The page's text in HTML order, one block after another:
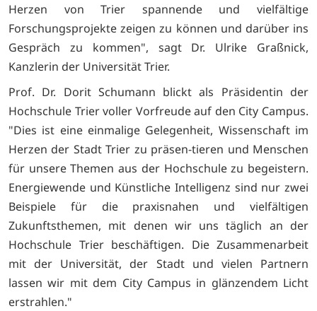
Herzen von Trier spannende und vielfältige
Forschungsprojekte zeigen zu können und darüber ins
Gespräch zu kommen", sagt Dr. Ulrike Graßnick,
Kanzlerin der Universität Trier.
Prof. Dr. Dorit Schumann blickt als Präsidentin der
Hochschule Trier voller Vorfreude auf den City Campus.
"Dies ist eine einmalige Gelegenheit, Wissenschaft im
Herzen der Stadt Trier zu präsen-tieren und Menschen
für unsere Themen aus der Hochschule zu begeistern.
Energiewende und Künstliche Intelligenz sind nur zwei
Beispiele für die praxisnahen und vielfältigen
Zukunftsthemen, mit denen wir uns täglich an der
Hochschule Trier beschäftigen. Die Zusammenarbeit
mit der Universität, der Stadt und vielen Partnern
lassen wir mit dem City Campus in glänzendem Licht
erstrahlen."